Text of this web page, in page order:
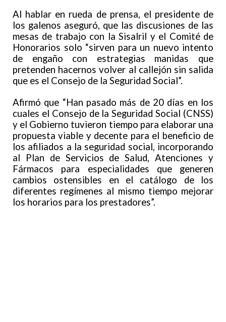
Al hablar en rueda de prensa, el presidente de
los galenos aseguró, que las discusiones de las
mesas de trabajo con la Sisalril y el Comité de
Honorarios solo “sirven para un nuevo intento
de engaño con estrategias manidas que
pretenden hacernos volver al callejón sin salida
que es el Consejo de la Seguridad Social”.
Afirmó que “Han pasado más de 20 días en los
cuales el Consejo de la Seguridad Social (CNSS)
y el Gobierno tuvieron tiempo para elaborar una
propuesta viable y decente para el beneficio de
los afiliados a la seguridad social, incorporando
al Plan de Servicios de Salud, Atenciones y
Fármacos para especialidades que generen
cambios ostensibles en el catálogo de los
diferentes regímenes al mismo tiempo mejorar
los horarios para los prestadores”.